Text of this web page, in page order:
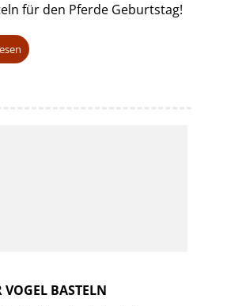
für den Pferde Geburtstag!
VOGEL BASTELN